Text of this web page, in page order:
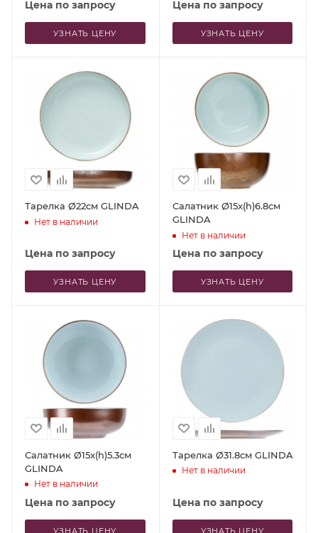
Цена по запросу
УЗНАТЬ ЦЕНУ
Цена по запросу
УЗНАТЬ ЦЕНУ
Тарелка Ø22см GLINDA
Нет в наличии
Цена по запросу
УЗНАТЬ ЦЕНУ
Салатник Ø15x(h)6.8см
GLINDA
Нет в наличии
Цена по запросу
УЗНАТЬ ЦЕНУ
Салатник Ø15x(h)5.3см
GLINDA
Нет в наличии
Цена по запросу
УЗНАТЬ ЦЕНУ
Тарелка Ø31.8см GLINDA
Нет в наличии
Цена по запросу
УЗНАТЬ ЦЕНУ